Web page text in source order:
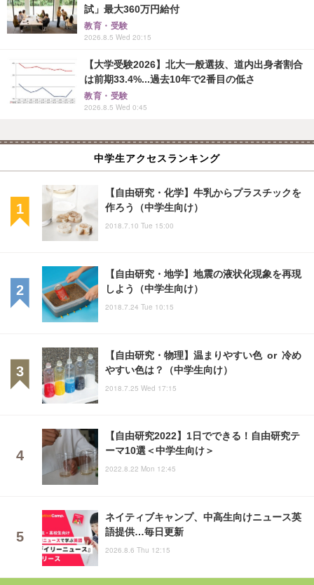
試」最大360万円給付
教育・受験
2026.8.5 Wed 20:15
【大学受験2026】北大一般選抜、道内出身者割合
は前期33.4%...過去10年で2番目の低さ
教育・受験
2026.8.5 Wed 0:45
中学生アクセスランキング
【自由研究・化学】牛乳からプラスチックを
作ろう（中学生向け）
2018.7.10 Tue 15:00
【自由研究・地学】地震の液状化現象を再現
しよう（中学生向け）
2018.7.24 Tue 10:15
【自由研究・物理】温まりやすい色 or 冷め
やすい色は？（中学生向け）
2018.7.25 Wed 17:15
【自由研究2022】1日でできる！自由研究テ
ーマ10選＜中学生向け＞
2022.8.22 Mon 12:45
ネイティブキャンプ、中高生向けニュース英
語提供…毎日更新
2026.8.6 Thu 12:15